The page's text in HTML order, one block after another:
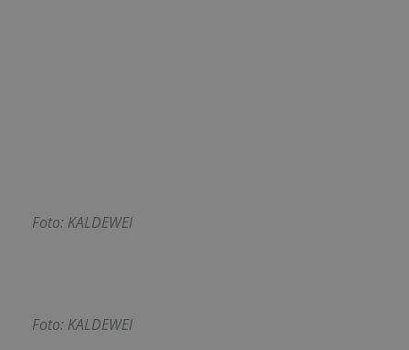
Foto: KALDEWEI
Foto: KALDEWEI